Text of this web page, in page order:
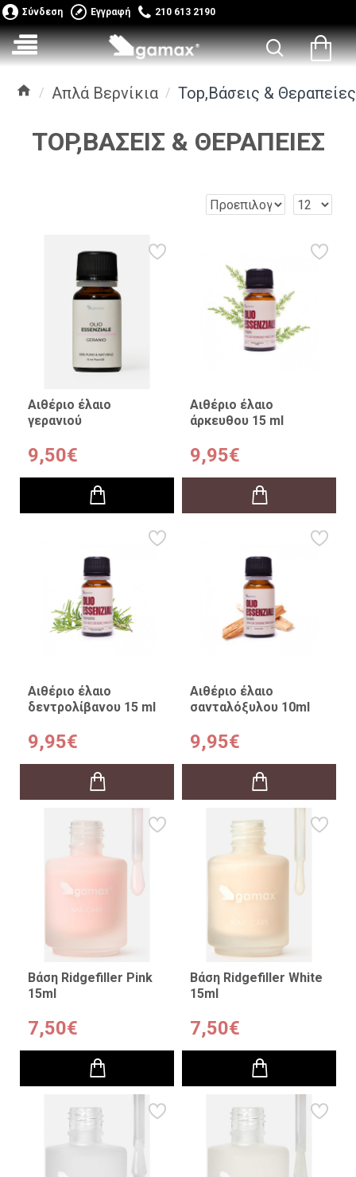
Σύνδεση Εγγραφή 210 613 2190
Απλά Βερνίκια Top,Βάσεις & Θεραπείες
TOP,ΒΆΣΕΙΣ & ΘΕΡΑΠΕΊΕΣ
Αιθέριο έλαιο
γερανιού
9,50€
Αιθέριο έλαιο
άρκευθου 15 ml
9,95€
Αιθέριο έλαιο
δεντρολίβανου 15 ml
9,95€
Αιθέριο έλαιο
σανταλόξυλου 10ml
9,95€
Βάση Ridgefiller Pink
15ml
7,50€
Βάση Ridgefiller White
15ml
7,50€